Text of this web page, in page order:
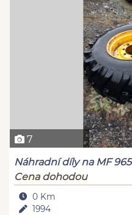
7
Náhradní díly na MF 965
Cena dohodou
0 Km
1994